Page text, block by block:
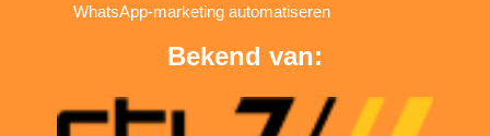
WhatsApp-marketing automatiseren
Bekend van: